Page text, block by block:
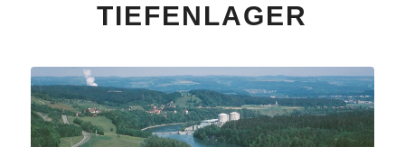
TIEFENLAGER